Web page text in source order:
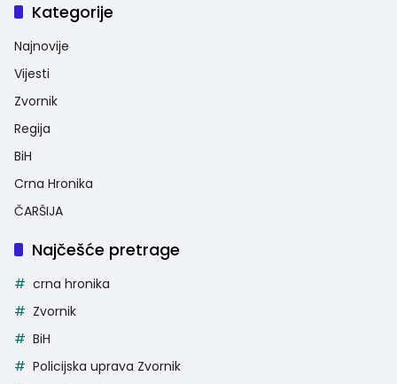
Kategorije
Najnovije
Vijesti
Zvornik
Regija
BiH
Crna Hronika
ČARŠIJA
Najčešće pretrage
crna hronika
Zvornik
BiH
Policijska uprava Zvornik